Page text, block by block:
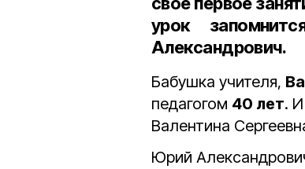
урок
Александрович.
Бабушка учителя,
педагогом 40 лет.
Валентина
Юрий